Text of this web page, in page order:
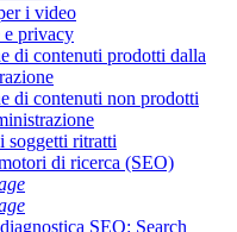
i video
e privacy
di contenuti prodotti dalla
di contenuti non prodotti
soggetti ritratti
di ricerca (SEO)
SEO: Search